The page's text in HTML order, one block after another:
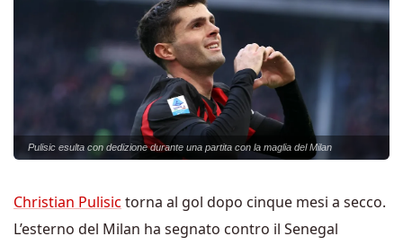
Pulisic esulta con dedizione durante una partita con la maglia del Milan
Christian Pulisic torna al gol dopo cinque mesi a secco.
L’esterno del Milan ha segnato contro il Senegal